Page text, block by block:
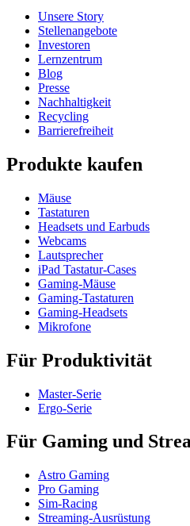
Unsere Story
Stellenangebote
Investoren
Lernzentrum
Blog
Presse
Nachhaltigkeit
Recycling
Barrierefreiheit
Produkte kaufen
Mäuse
Tastaturen
Headsets und Earbuds
Webcams
Lautsprecher
iPad Tastatur-Cases
Gaming-Mäuse
Gaming-Tastaturen
Gaming-Headsets
Mikrofone
Für Produktivität
Master-Serie
Ergo-Serie
Für Gaming und
Astro Gaming
Pro Gaming
Sim-Racing
Streaming-Ausrüstung